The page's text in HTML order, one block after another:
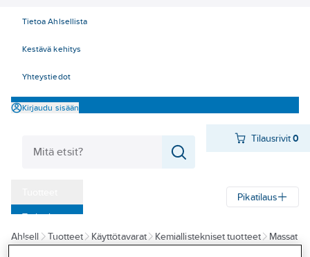
Tietoa Ahlsellista
Kestävä kehitys
Yhteystiedot
Kirjaudu sisään
Tilausrivit 0
‎Tarjoukset
Myymälät
Pikatilaus
Ahlsell Tuotteet Käyttötavarat Kemiallistekniset tuotteet
Massat